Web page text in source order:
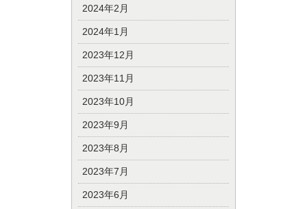
2024年2月
2024年1月
2023年12月
2023年11月
2023年10月
2023年9月
2023年8月
2023年7月
2023年6月